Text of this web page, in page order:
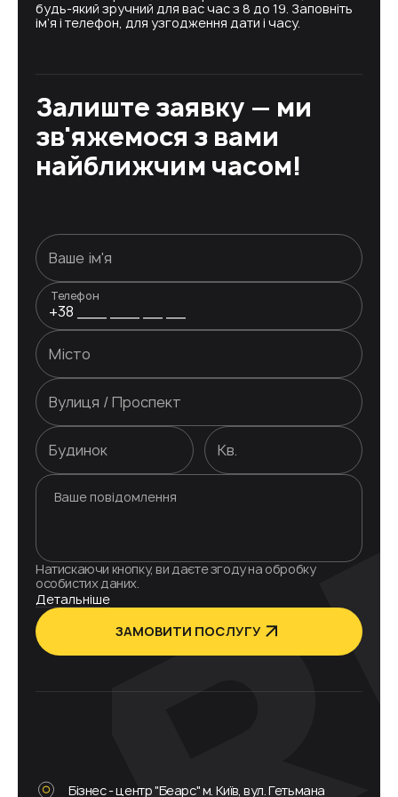
будь-який зручний для вас час з 8 до 19. Заповніть
ім’я і телефон, для узгодження дати і часу.
Залиште заявку — ми
зв'яжемося з вами
найближчим часом!
Телефон
Натискаючи кнопку, ви даєте згоду на обробку
особистих даних.
Детальніше
ЗАМОВИТИ ПОСЛУГУ
Бізнес - центр "Беарс" м. Київ, вул. Гетьмана